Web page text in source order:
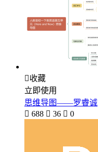
收藏
立即使用
思维导图——罗睿诚
 688  36  0